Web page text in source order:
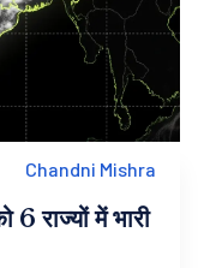
Chandni Mishra
6 राज्यों में भारी